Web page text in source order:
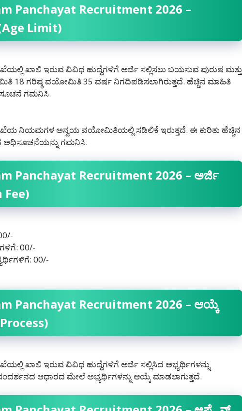
Panchayat Recruitment 2026 –
Limit)
ಖಾಲಿ ಇರುವ ವಿವಿಧ ಹುದ್ದೆಗಳಿಗೆ ಅರ್ಜಿ ಸಲ್ಲಿಸಲು ಬಯಸುವ ಪುರುಷ ಮತ್ತು
18 ಗರಿಷ್ಠ ವಯೋಮಿತಿ 35 ವರ್ಷ ನಿಗದಿಪಡಿಸಲಾಗಿರುತ್ತದೆ. ಹೆಚ್ಚಿನ ಮಾಹಿತಿ
ಗಮನಿಸಿ.
ನಿಯಮಗಳ ಅನ್ವಯ ವಯೋಮಿತಿಯಲ್ಲಿ ಸಡಿಲಿಕೆ ಇರುತ್ತದೆ. ಈ ಕುರಿತು ಹೆಚ್ಚಿನ
ಅಧಿಸೂಚನೆಯನ್ನು ಗಮನಿಸಿ.
Panchayat Recruitment 2026 – ಅರ್ಜಿ
Fee)
00/-
00/-
Panchayat Recruitment 2026 – ಆಯ್ಕೆ
ಖಾಲಿ ಇರುವ ವಿವಿಧ ಹುದ್ದೆಗಳಿಗೆ ಅರ್ಜಿ ಸಲ್ಲಿಸಿದ ಅಭ್ಯರ್ಥಿಗಳನ್ನು
ಆಧಾರದ ಮೇಲೆ ಅಭ್ಯರ್ಥಿಗಳನ್ನು ಆಯ್ಕೆ ಮಾಡಲಾಗುತ್ತದೆ.